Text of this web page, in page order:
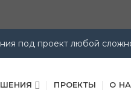
под проект любой
ПРОЕКТЫ О